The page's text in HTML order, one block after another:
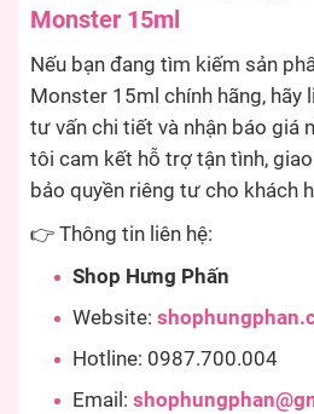
Monster 15ml
Nếu bạn đang tìm kiếm sản
Monster 15ml chính hãng, hãy
tư vấn chi tiết và nhận báo giá
tôi cam kết hỗ trợ tận tình,
bảo quyền riêng tư cho khách
👉 Thông tin liên hệ:
Shop Hưng Phấn
Website:
Hotline: 0987.700.004
Email: